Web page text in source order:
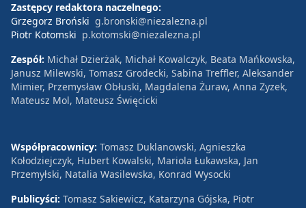
Zastępcy redaktora naczelnego:
Grzegorz Broński g.bronski@niezalezna.pl
Piotr Kotomski p.kotomski@niezalezna.pl
Zespół: Michał Dzierżak, Michał Kowalczyk, Beata Mańkowska,
Janusz Milewski, Tomasz Grodecki, Sabina Treffler, Aleksander
Mimier, Przemysław Obłuski, Magdalena Żuraw, Anna Zyzek,
Mateusz Mol, Mateusz Święcicki
Współpracownicy: Tomasz Duklanowski, Agnieszka
Kołodziejczyk, Hubert Kowalski, Mariola Łukawska, Jan
Przemyłski, Natalia Wasilewska, Konrad Wysocki
Publicyści: Tomasz Sakiewicz, Katarzyna Gójska, Piotr